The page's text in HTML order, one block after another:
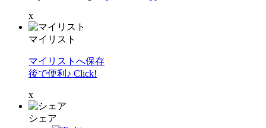
x
マイリスト
マイリストへ保存
後で便利♪ Click!
x
シェア